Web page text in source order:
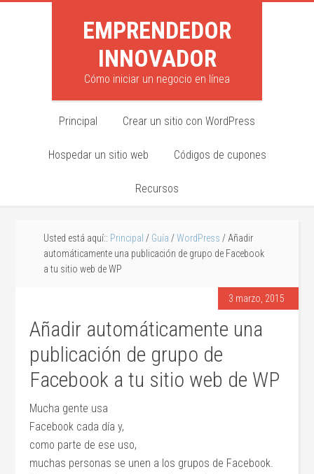
EMPRENDEDOR
INNOVADOR
Cómo iniciar un negocio en línea
Principal Crear un sitio con WordPress
Hospedar un sitio web Códigos de cupones
Recursos
Usted está aquí:: Principal / Guía /WordPress / Añadir
automáticamente una publicación de grupo de Facebook
a tu sitio web de WP
3 marzo, 2015
Añadir automáticamente una
publicación de grupo de
Facebook a tu sitio web de WP
Mucha gente usa
Facebook cada día y,
como parte de ese uso,
muchas personas se unen a los grupos de Facebook.